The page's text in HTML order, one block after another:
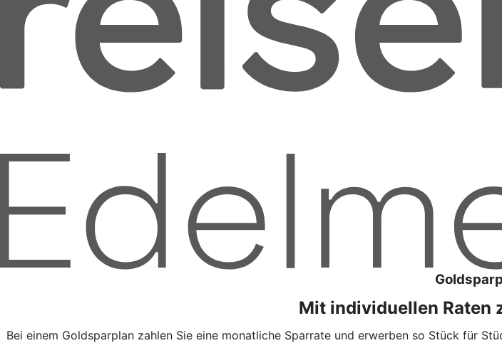
Mit individuellen Raten
Bei einem Goldsparplan zahlen Sie eine monatliche Sparrate und erwerben so Stück für